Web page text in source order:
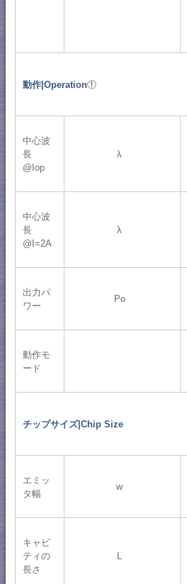
動作|Operation①
中心波
長
@Iop
λ
中心波
長
@I=2A
λ
出力パ
ワー
Po
動作モ
ード
チップサイズ|Chip Size
エミッ
タ幅
w
キャビ
ティの
長さ
L